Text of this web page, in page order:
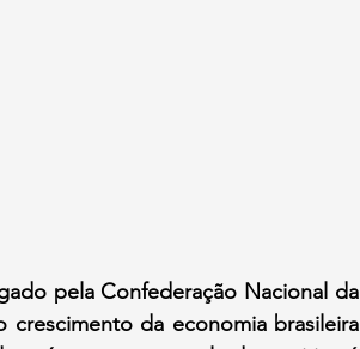
pela Confederação Nacional da
crescimento da economia brasileira